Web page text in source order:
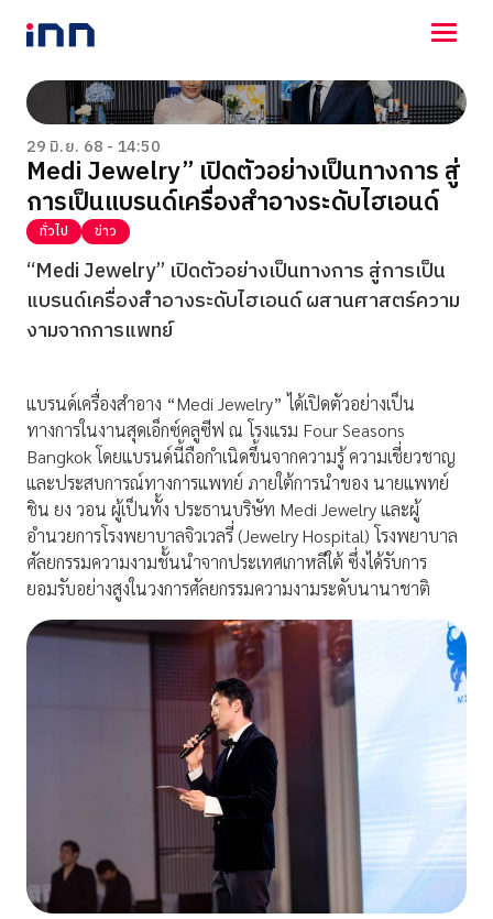
NEWS
ENTERTAINMENT
LIFESTYLE
HOROSCOPE
LOTTERY
VIDEO
ร่วมด้วยช่วยกัน
29 มิ.ย. 68 - 14:50
Medi Jewelry” เปิดตัวอย่างเป็นทางการ สู่
การเป็นแบรนด์เครื่องสำอางระดับไฮเอนด์
ทั่วไป ข่าว
“Medi Jewelry” เปิดตัวอย่างเป็นทางการ สู่การเป็น
แบรนด์เครื่องสำอางระดับไฮเอนด์ ผสานศาสตร์ความ
งามจากการแพทย์
แบรนด์เครื่องสำอาง “Medi Jewelry” ได้เปิดตัวอย่างเป็น
ทางการในงานสุดเอ็กซ์คลูซีฟ ณ โรงแรม Four Seasons
Bangkok โดยแบรนด์นี้ถือกำเนิดขึ้นจากความรู้ ความเชี่ยวชาญ
และประสบการณ์ทางการแพทย์ ภายใต้การนำของ นายแพทย์
ชิน ยง วอน ผู้เป็นทั้ง ประธานบริษัท Medi Jewelry และผู้
อำนวยการโรงพยาบาลจิวเวลรี่ (Jewelry Hospital) โรงพยาบาล
ศัลยกรรมความงามชั้นนำจากประเทศเกาหลีใต้ ซึ่งได้รับการ
ยอมรับอย่างสูงในวงการศัลยกรรมความงามระดับนานาชาติ